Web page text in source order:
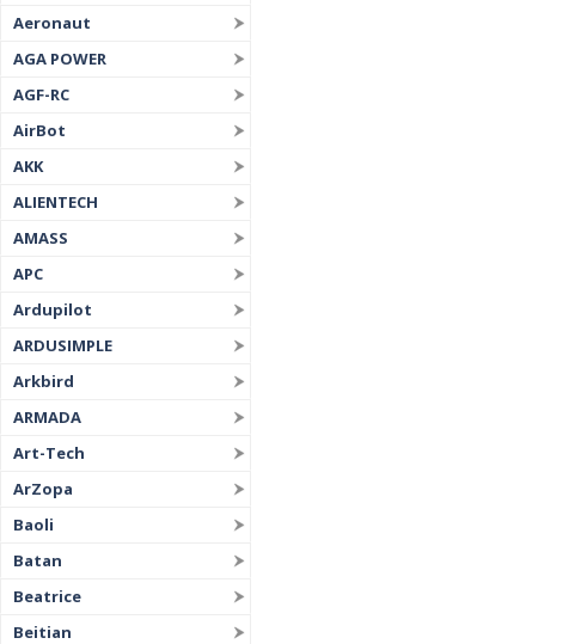
Aeronaut
AGA POWER
AGF-RC
AirBot
AKK
ALIENTECH
AMASS
APC
Ardupilot
ARDUSIMPLE
Arkbird
ARMADA
Art-Tech
ArZopa
Baoli
Batan
Beatrice
Beitian